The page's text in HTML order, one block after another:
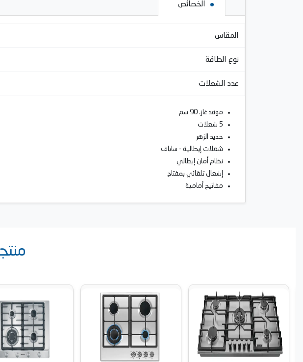
الخصائص
المقاس
نوع الطاقة
عدد الشعلات
موقد غاز، 90 سم
5 شعلات
حديد الزهر
شعلات إيطالية - ساباف
نظام أمان إيطالي
إشعال تلقائي بمفتاح
مفاتيح أمامية